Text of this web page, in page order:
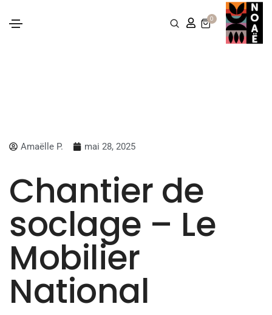
0
Amaëlle P. mai 28, 2025
Chantier de
soclage – Le
Mobilier
National